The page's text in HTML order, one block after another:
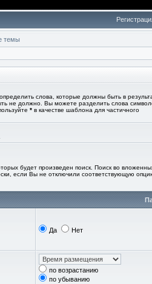
темы
определить слова, которые должны быть в
не должно. Вы можете разделить слова
* в качестве шаблона для частичного
будет произведен поиск. Поиск во
если Вы не отключили соответствующую
Да Нет
по возрастанию
по убыванию